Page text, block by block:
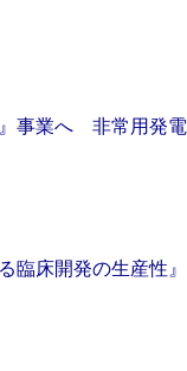
事業へ 非常用発
臨床開発の生産性